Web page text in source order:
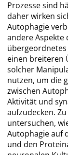
Prozesse sind
daher wirken
Autophagie
andere Aspekte
übergeordnetes
einen breiteren
solcher
nutzen, um die
zwischen
Aktivität und
aufzudecken.
untersuchen,
Autophagie auf
und den